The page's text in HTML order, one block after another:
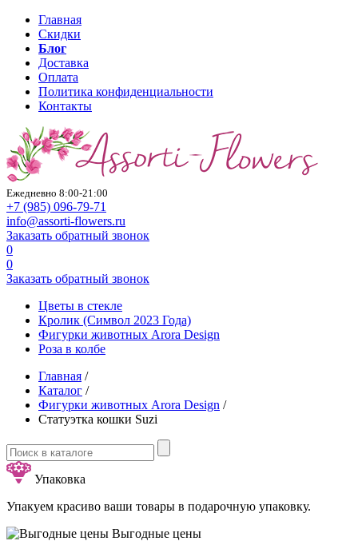
Главная
Скидки
Блог
Доставка
Оплата
Политика конфиденциальности
Контакты
Ежедневно 8:00-21:00
+7 (985) 096-79-71
info@assorti-flowers.ru
Заказать обратный звонок
0
0
Заказать обратный звонок
Цветы в стекле
Кролик (Символ 2023 Года)
Фигурки животных Arora Design
Роза в колбе
Главная /
Каталог /
Фигурки животных Arora Design /
Статуэтка кошки Suzi
Упаковка
Упакуем красиво ваши товары в подарочную упаковку.
Выгодные цены